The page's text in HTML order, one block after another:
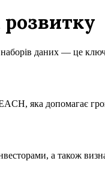
даних — це
яка допомагає
а також